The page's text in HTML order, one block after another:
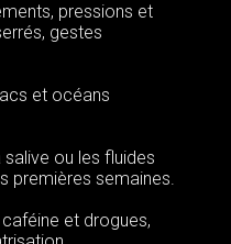
pressions et
gestes
et océans
ou les fluides
premières semaines.
et drogues,